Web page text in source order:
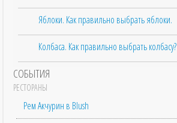
Яблоки. Как правильно выбрать яблоки.
Колбаса. Как правильно выбрать колбасу?
СОБЫТИЯ
РЕСТОРАНЫ
Рем Акчурин в Blush